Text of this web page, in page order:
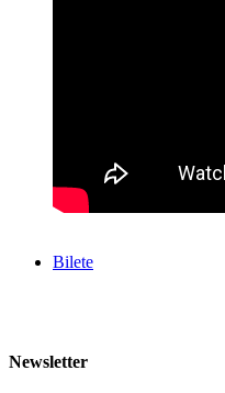
Bilete
Newsletter